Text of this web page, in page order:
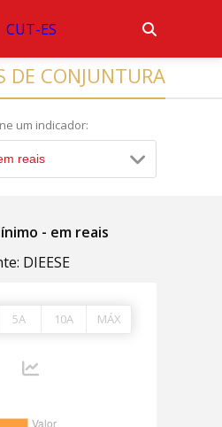
DE CONJUNTURA
um indicador:
reais
- em reais
DIEESE
5A 10A MÁX